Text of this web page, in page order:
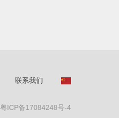
联系我们
粤ICP备17084248号-4